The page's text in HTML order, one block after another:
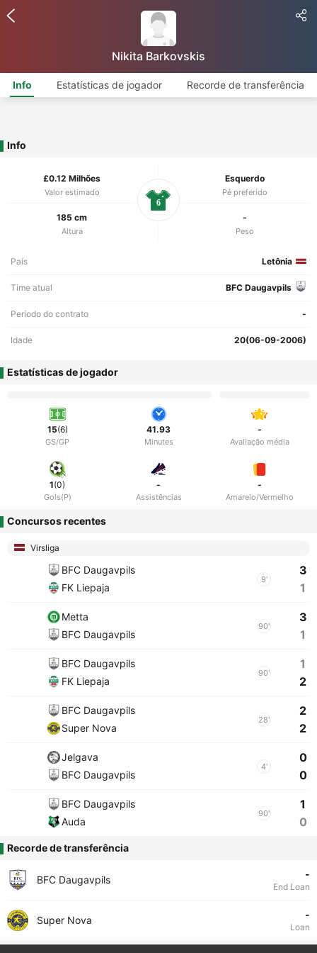
Nikita Barkovskis
Info Estatísticas de jogador Recorde de transferência
Info
£0.12 Milhões
Valor estimado
Esquerdo
Pé preferido
185 cm
Altura
-
Peso
6
País Letônia
Time atual BFC Daugavpils
Período do contrato -
Idade 20(06-09-2006)
Estatísticas de jogador
15(6)
GS/GP
41.93
Minutes
-
Avaliação média
1(0)
Gols(P)
-
Assistências
-
Amarelo/Vermelho
Concursos recentes
Virsliga
BFC Daugavpils
FK Liepaja
9'
3
1
Metta
BFC Daugavpils
90'
3
1
BFC Daugavpils
FK Liepaja
90'
1
2
BFC Daugavpils
Super Nova
28'
2
2
Jelgava
BFC Daugavpils
4'
0
0
BFC Daugavpils
Auda
90'
1
0
Recorde de transferência
BFC Daugavpils -
End Loan
Super Nova -
Loan